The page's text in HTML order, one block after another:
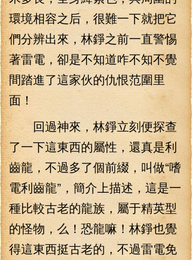
環境相容之后，很難一下就把它
們分辨出來，林錚之前一直警惕
著雷電，卻是不知道咋不知不覺
間踏進了這家伙的仇恨范圍里
面！
回過神來，林錚立刻便探查
了一下這東西的屬性，還真是利
齒龍，不過多了個前綴，叫做“嗜
電利齒龍”，簡介上描述，這是一
種比較古老的龍族，屬于精英型
的怪物，么！恐龍嘛！林錚也覺
得這東西挺古老的，不過雷電免